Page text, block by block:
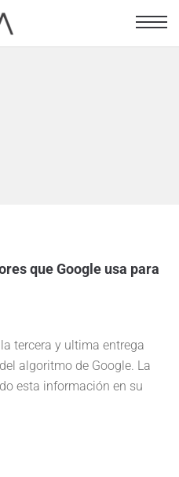
que Google usa para
tercera y ultima entrega
algoritmo de Google. La
esta información en su